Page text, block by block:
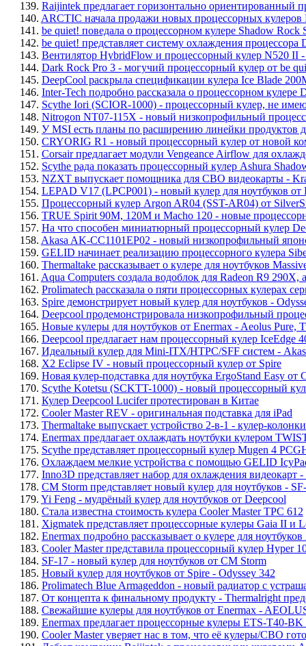
139. Raijintek предлагает горизонтально ориентированный
140. ARCTIC начала продажи новых процессорных кулеров
141. be quiet! поведала о процессорном кулере Shadow Rock
142. be quiet! представляет систему охлаждения процессора
143. Вентилятор HybridFlow и процессорный кулер N520 II
144. Dark Rock Pro 3 - могучий процессорный кулер от be
145. DeepCool раскрыла спецификации кулера Ice Blade
146. Inter-Tech подробно рассказала о процессорном кулере
147. Scythe Iori (SCIOR-1000) - процессорный кулер, не
148. Nitrogon NT07-115X - новый низкопрофильный
149. У MSI есть планы по расширению линейки продуктов
150. CRYORIG R1 - новый процессорный кулер от новой
151. Corsair предлагает модули Vengeance Airflow для
152. Scythe рада показать процессорный кулер Ashura
153. NZXT выпускает помощника для СВО видеокарты -
154. LEPAD V17 (LPCP001) - новый кулер для ноутбуков от
155. Процессорный кулер Argon AR04 (SST-AR04) от
156. TRUE Spirit 90M, 120M и Macho 120 - новые
157. На что способен миниатюрный процессорный кулер
158. Akasa AK-CC1101EP02 - новый низкопрофильный
159. GELID начинает реализацию процессорного кулера
160. Thermaltake рассказывает о кулере для ноутбуков
161. Aqua Computers создала водоблок для Radeon R9
162. Prolimatech рассказала о пяти процессорных кулерах
163. Spire демонстрирует новый кулер для ноутбуков -
164. Deepcool продемонстрировала низкопрофильный
165. Новые кулеры для ноутбуков от Enermax - Aeolus Pure,
166. Deepcool предлагает нам процессорный кулер IceEdge
167. Идеальный кулер для Mini-ITX/HTPC/SFF систем -
168. X2 Eclipse IV - новый процессорный кулер от Spire
169. Новая кулер-подставка для ноутбука ErgoStand Easy от
170. Scythe Kotetsu (SCKTT-1000) - новый процессорный
171. Кулер Deepcool Lucifer протестирован в Китае
172. Cooler Master REV - оригинальная подставка для iPad
173. Thermaltake выпускает устройство 2-в-1 - кулер-
174. Enermax предлагает охлаждать ноутбуки кулером
175. Scythe представляет процессорный кулер Mugen 4
176. Охлаждаем мелкие устройства с помощью GELID
177. Inno3D представляет набор для охлаждения
178. CM Storm представляет новый кулер для ноутбуков -
179. Yi Feng - мудрёный кулер для ноутбуков от Deepcool
180. Стала известна стоимость кулера Cooler Master TPC 612
181. Xigmatek представляет процессорные кулеры Gaia II и
182. Enermax подробно рассказывает о кулере для
183. Cooler Master представила процессорный кулер Hyper
184. SF-17 - новый кулер для ноутбуков от CM Storm
185. Новый кулер для ноутбуков от Spire - Odyssey 342
186. Prolimatech Blue Armageddon - новый радиатор с
187. От концепта к финальному продукту - Thermalright
188. Свежайшие кулеры для ноутбуков от Enermax -
189. Enermax предлагает процессорные кулеры ETS-T40-
190. Cooler Master уверяет нас в том, что её кулеры/СВО